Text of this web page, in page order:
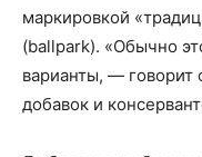
маркировкой
(ballpark). «Обычно
варианты, —
добавок и